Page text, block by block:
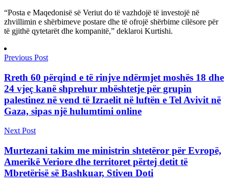
“Posta e Maqedonisë së Veriut do të vazhdojë të investojë në
zhvillimin e shërbimeve postare dhe të ofrojë shërbime cilësore për
të gjithë qytetarët dhe kompanitë,” deklaroi Kurtishi.
Previous Post
Rreth 60 përqind e të rinjve ndërmjet moshës 18 dhe
24 vjeç kanë shprehur mbështetje për grupin
palestinez në vend të Izraelit në luftën e Tel Avivit në
Gaza, sipas një hulumtimi online
Next Post
Murtezani takim me ministrin shtetëror për Evropë,
Amerikë Veriore dhe territoret përtej detit të
Mbretërisë së Bashkuar, Stiven Doti